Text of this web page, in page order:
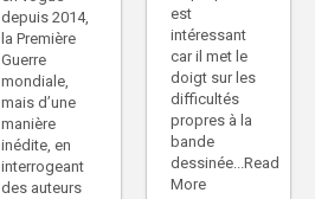
depuis 2014,
la Première
Guerre
mondiale,
mais d’une
manière
inédite, en
interrogeant
des auteurs
est
intéressant
car il met le
doigt sur les
difficultés
propres à la
bande
dessinée...Read
More